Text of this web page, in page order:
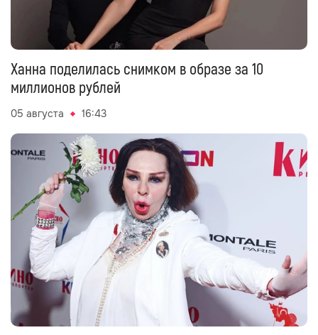
Ханна поделилась снимком в образе за 10
миллионов рублей
05 августа 16:43